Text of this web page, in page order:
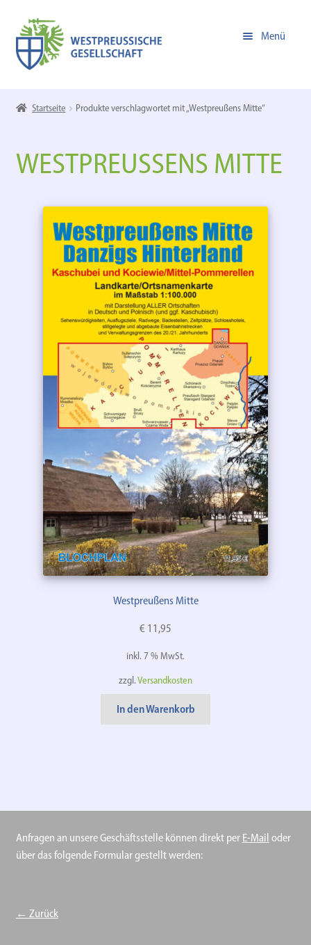
Zur
Navigation
springen
Zum
Inhalt
springen
Menü
Startseite Produkte verschlagwortet mit „Westpreußens Mitte“
WESTPREUSSENS MITTE
Westpreußens Mitte
€ 11,95
inkl. 7 % MwSt.
zzgl.Versandkosten
In den Warenkorb
Anfragen an unsere Geschäftsstelle können direkt per E-Mail oder
über das folgende Formular gestellt werden:
← Zurück